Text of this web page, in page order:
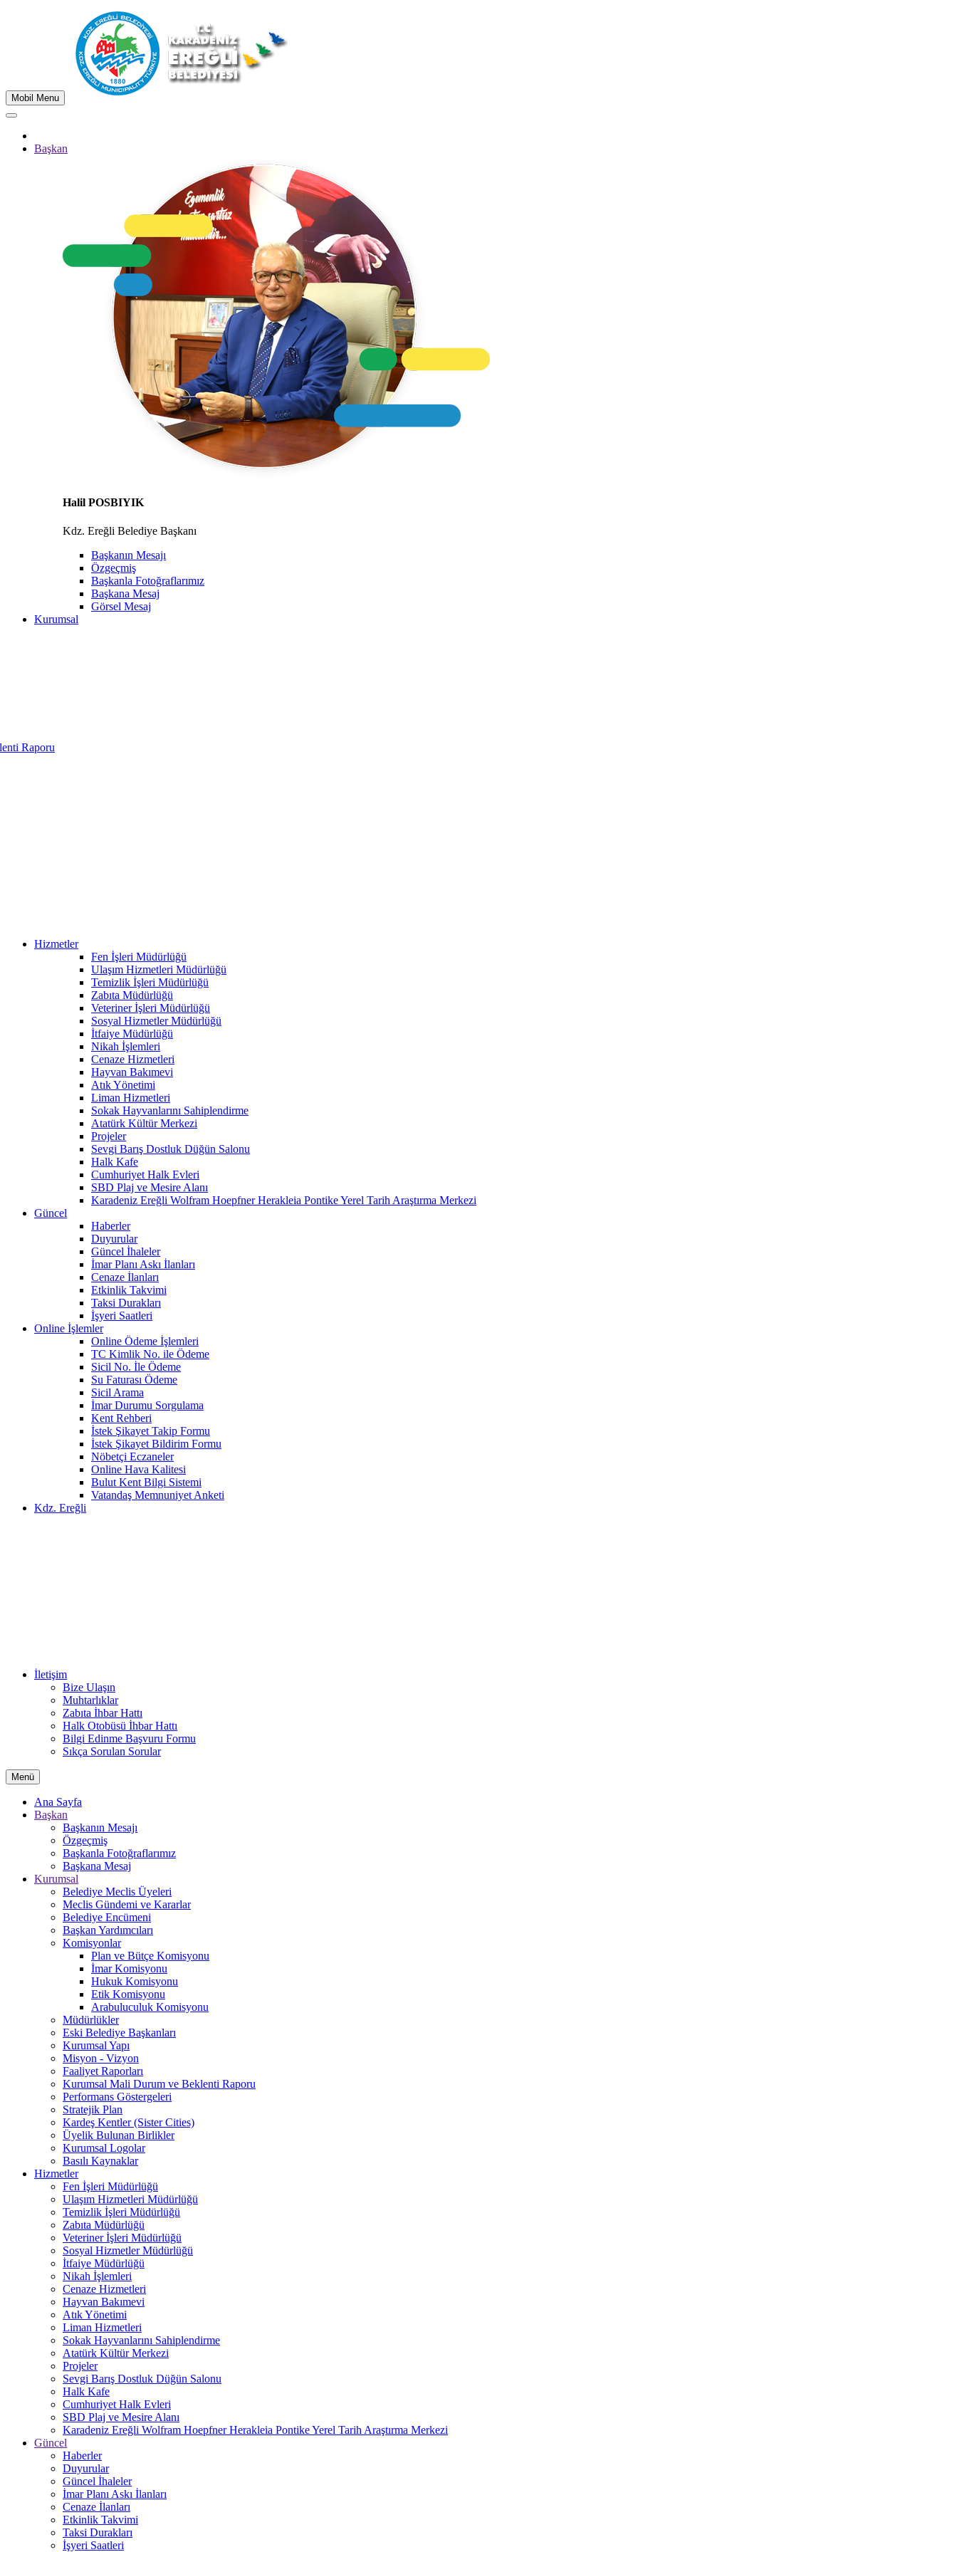
Mobil Menu
Başkan
Halil POSBIYIK
Kdz. Ereğli Belediye Başkanı
Başkanın Mesajı
Özgeçmiş
Başkanla Fotoğraflarımız
Başkana Mesaj
Görsel Mesaj
Kurumsal
Raporu
Hizmetler
Fen İşleri Müdürlüğü
Ulaşım Hizmetleri Müdürlüğü
Temizlik İşleri Müdürlüğü
Zabıta Müdürlüğü
Veteriner İşleri Müdürlüğü
Sosyal Hizmetler Müdürlüğü
İtfaiye Müdürlüğü
Nikah İşlemleri
Cenaze Hizmetleri
Hayvan Bakımevi
Atık Yönetimi
Liman Hizmetleri
Sokak Hayvanlarını Sahiplendirme
Atatürk Kültür Merkezi
Projeler
Sevgi Barış Dostluk Düğün Salonu
Halk Kafe
Cumhuriyet Halk Evleri
SBD Plaj ve Mesire Alanı
Karadeniz Ereğli Wolfram Hoepfner Herakleia Pontike Yerel Tarih Araştırma Merkezi
Güncel
Haberler
Duyurular
Güncel İhaleler
İmar Planı Askı İlanları
Cenaze İlanları
Etkinlik Takvimi
Taksi Durakları
İşyeri Saatleri
Online İşlemler
Online Ödeme İşlemleri
TC Kimlik No. ile Ödeme
Sicil No. İle Ödeme
Su Faturası Ödeme
Sicil Arama
İmar Durumu Sorgulama
Kent Rehberi
İstek Şikayet Takip Formu
İstek Şikayet Bildirim Formu
Nöbetçi Eczaneler
Online Hava Kalitesi
Bulut Kent Bilgi Sistemi
Vatandaş Memnuniyet Anketi
Kdz. Ereğli
İletişim
Bize Ulaşın
Muhtarlıklar
Zabıta İhbar Hattı
Halk Otobüsü İhbar Hattı
Bilgi Edinme Başvuru Formu
Sıkça Sorulan Sorular
Menü
Ana Sayfa
Başkan
Başkanın Mesajı
Özgeçmiş
Başkanla Fotoğraflarımız
Başkana Mesaj
Kurumsal
Belediye Meclis Üyeleri
Meclis Gündemi ve Kararlar
Belediye Encümeni
Başkan Yardımcıları
Komisyonlar
Plan ve Bütçe Komisyonu
İmar Komisyonu
Hukuk Komisyonu
Etik Komisyonu
Arabuluculuk Komisyonu
Müdürlükler
Eski Belediye Başkanları
Kurumsal Yapı
Misyon - Vizyon
Faaliyet Raporları
Kurumsal Mali Durum ve Beklenti Raporu
Performans Göstergeleri
Stratejik Plan
Kardeş Kentler (Sister Cities)
Üyelik Bulunan Birlikler
Kurumsal Logolar
Basılı Kaynaklar
Hizmetler
Fen İşleri Müdürlüğü
Ulaşım Hizmetleri Müdürlüğü
Temizlik İşleri Müdürlüğü
Zabıta Müdürlüğü
Veteriner İşleri Müdürlüğü
Sosyal Hizmetler Müdürlüğü
İtfaiye Müdürlüğü
Nikah İşlemleri
Cenaze Hizmetleri
Hayvan Bakımevi
Atık Yönetimi
Liman Hizmetleri
Sokak Hayvanlarını Sahiplendirme
Atatürk Kültür Merkezi
Projeler
Sevgi Barış Dostluk Düğün Salonu
Halk Kafe
Cumhuriyet Halk Evleri
SBD Plaj ve Mesire Alanı
Karadeniz Ereğli Wolfram Hoepfner Herakleia Pontike Yerel Tarih Araştırma Merkezi
Güncel
Haberler
Duyurular
Güncel İhaleler
İmar Planı Askı İlanları
Cenaze İlanları
Etkinlik Takvimi
Taksi Durakları
İşyeri Saatleri